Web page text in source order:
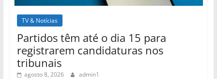
TV & Notícias
Partidos têm até o dia 15 para
registrarem candidaturas nos
tribunais
agosto 8, 2026 admin1